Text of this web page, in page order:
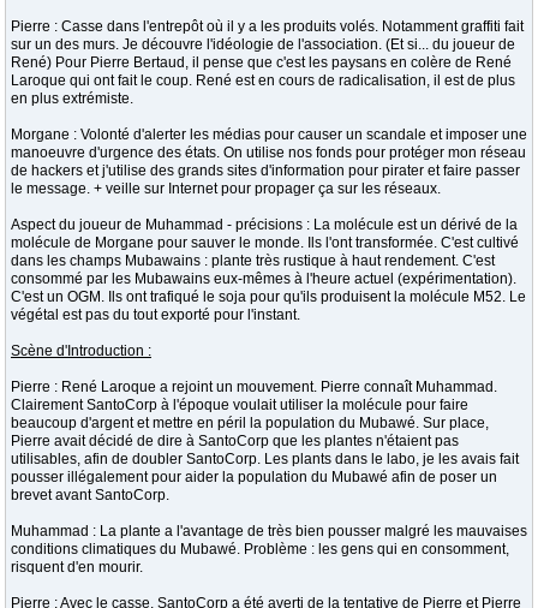
Pierre : Casse dans l'entrepôt où il y a les produits volés. Notamment graffiti fait
sur un des murs. Je découvre l'idéologie de l'association. (Et si... du joueur de
René) Pour Pierre Bertaud, il pense que c'est les paysans en colère de René
Laroque qui ont fait le coup. René est en cours de radicalisation, il est de plus
en plus extrémiste.
Morgane : Volonté d'alerter les médias pour causer un scandale et imposer une
manoeuvre d'urgence des états. On utilise nos fonds pour protéger mon réseau
de hackers et j'utilise des grands sites d'information pour pirater et faire passer
le message. + veille sur Internet pour propager ça sur les réseaux.
Aspect du joueur de Muhammad - précisions : La molécule est un dérivé de la
molécule de Morgane pour sauver le monde. Ils l'ont transformée. C'est cultivé
dans les champs Mubawains : plante très rustique à haut rendement. C'est
consommé par les Mubawains eux-mêmes à l'heure actuel (expérimentation).
C'est un OGM. Ils ont trafiqué le soja pour qu'ils produisent la molécule M52. Le
végétal est pas du tout exporté pour l'instant.
Scène d'Introduction :
Pierre : René Laroque a rejoint un mouvement. Pierre connaît Muhammad.
Clairement SantoCorp à l'époque voulait utiliser la molécule pour faire
beaucoup d'argent et mettre en péril la population du Mubawé. Sur place,
Pierre avait décidé de dire à SantoCorp que les plantes n'étaient pas
utilisables, afin de doubler SantoCorp. Les plants dans le labo, je les avais fait
pousser illégalement pour aider la population du Mubawé afin de poser un
brevet avant SantoCorp.
Muhammad : La plante a l'avantage de très bien pousser malgré les mauvaises
conditions climatiques du Mubawé. Problème : les gens qui en consomment,
risquent d'en mourir.
Pierre : Avec le casse, SantoCorp a été averti de la tentative de Pierre et Pierre